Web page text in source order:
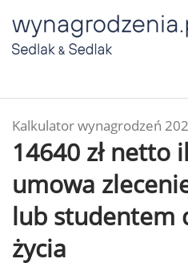
Kalkulator wynagrodzeń
14640 zł netto
umowa
lub studentem
życia